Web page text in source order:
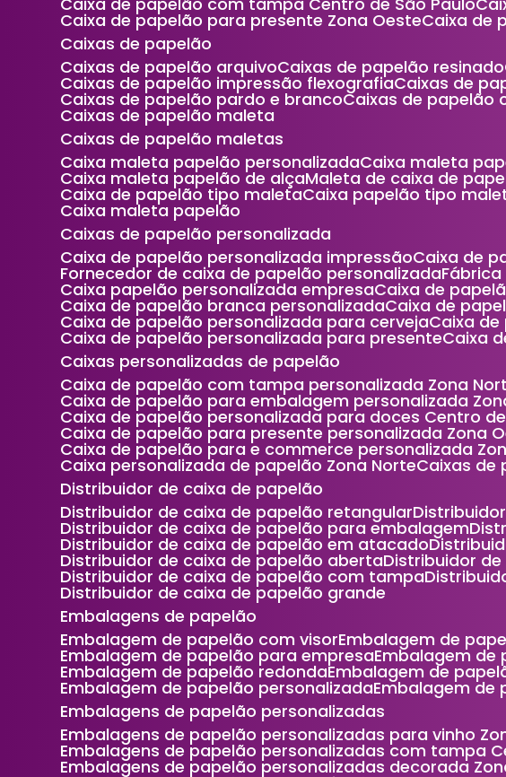
Caixa de papelão para presente Zona Oeste Caixa
Caixas de papelão
Caixas de papelão arquivo
Caixas de papelão resinado
Caixas de papelão impressão flexografia Caixas de
Caixas de papelão pardo e branco Caixas de
Caixas de papelão maleta
Caixas de papelão maletas
Caixa maleta papelão personalizada
Caixa maleta
Caixa maleta papelão de alça Maleta de caixa de
Caixa de papelão tipo maleta Caixa papelão tipo
Caixa maleta papelão
Caixas de papelão personalizada
Caixa de papelão personalizada impressão
Caixa de
Fornecedor de caixa de papelão personalizada
Caixa papelão personalizada empresa Caixa de
Caixa de papelão branca personalizada Caixa de
Caixa de papelão personalizada para cerveja Caixa
Caixa de papelão personalizada para presente
Caixa
Caixas personalizadas de papelão
Caixa de papelão com tampa personalizada Zona
Caixa de papelão para embalagem personalizada
Caixa de papelão personalizada para doces Centro
Caixa de papelão para presente personalizada Zona
Caixa de papelão para e commerce personalizada
Caixa personalizada de papelão Zona Norte
Caixas
Distribuidor de caixa de papelão
Distribuidor de caixa de papelão retangular
Distribuidor de caixa de papelão para embalagem
Distribuidor de caixa de papelão em atacado
Distribuidor de caixa de papelão aberta Distribuidor
Distribuidor de caixa de papelão com tampa
Distribuidor de caixa de papelão grande
Embalagens de papelão
Embalagem de papelão com visor Embalagem de
Embalagem de papelão para empresa Embalagem
Embalagem de papelão redonda Embalagem de
Embalagem de papelão personalizada Embalagem
Embalagens de papelão personalizadas
Embalagens de papelão personalizadas para vinho
Embalagens de papelão personalizadas com tampa
Embalagens de papelão personalizadas decorada